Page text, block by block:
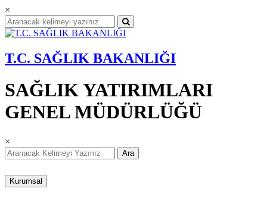
×
T.C. SAĞLIK BAKANLIĞI
SAĞLIK YATIRIMLARI
GENEL MÜDÜRLÜĞÜ
×
Ara
Kurumsal